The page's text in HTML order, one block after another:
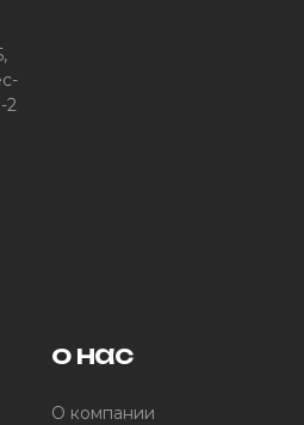
2
о нас
О компании